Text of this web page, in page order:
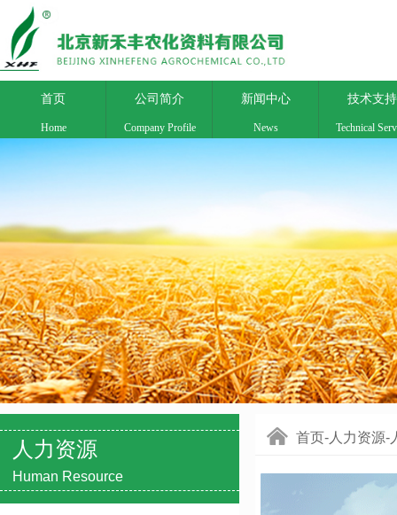
首页 公司简介 新闻中心 技术支持
Home Company Profile News Technical
人力资源
Human Resource
낀 首页-人力资源-